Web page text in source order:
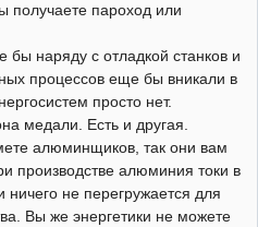
получаете пароход или
бы наряду с отладкой станков и
процессов еще бы вникали в
просто нет.
медали. Есть и другая.
алюминщиков, так они вам
производстве алюминия токи в
ничего не перегружается для
Вы же энергетики не можете